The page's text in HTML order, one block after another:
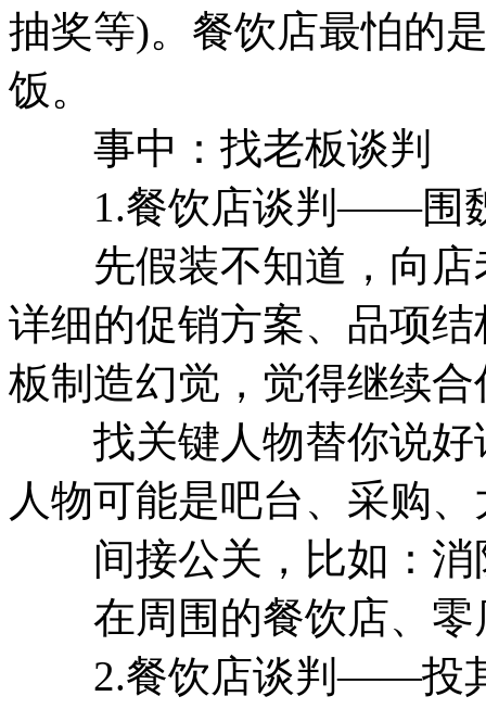
抽奖等)。餐饮店最怕的
饭。
事中：找老板谈判
1.餐饮店谈判——围
先假装不知道，向店
详细的促销方案、品项
板制造幻觉，觉得继续
找关键人物替你说好
人物可能是吧台、采购
间接公关，比如：消
在周围的餐饮店、零
2.餐饮店谈判——投